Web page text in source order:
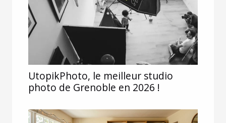
UtopikPhoto, le meilleur studio
photo de Grenoble en 2026 !